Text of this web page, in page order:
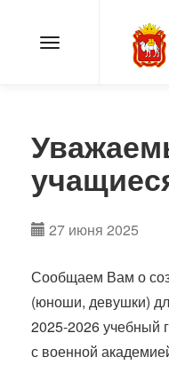
27 июня 2025
Сообщаем Вам о
(юноши, девушки)
2025-2026 учебный
с военной